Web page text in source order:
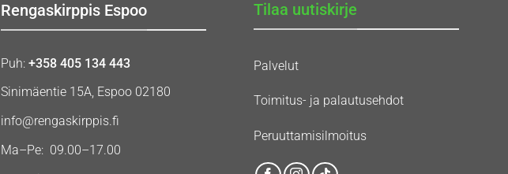
Rengaskirppis Espoo
Puh: +358 405 134 443
Sinimäentie 15A, Espoo 02180
info@rengaskirppis.fi
Ma–Pe: 09.00–17.00
Tilaa uutiskirje
Palvelut
Toimitus- ja palautusehdot
Peruuttamisilmoitus